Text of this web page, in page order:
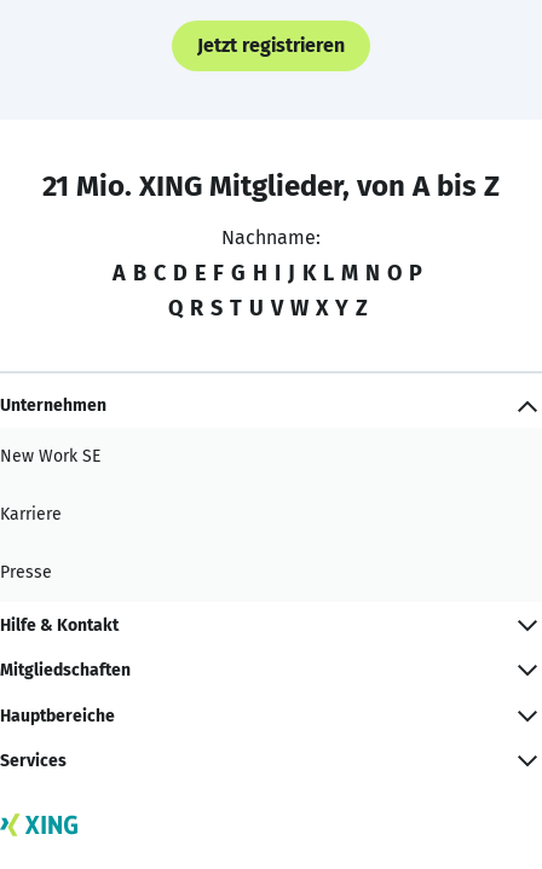
Jetzt registrieren
21 Mio. XING Mitglieder, von A bis Z
Nachname:
A B C D E F G H I J K L M N O P
Q R S T U V W X Y Z
Unternehmen
New Work SE
Karriere
Presse
Hilfe & Kontakt
Mitgliedschaften
Hauptbereiche
Services